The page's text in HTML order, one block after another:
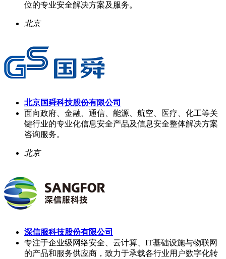
位的专业安全解决方案及服务。
北京
北京国舜科技股份有限公司
面向政府、金融、通信、能源、航空、医疗、化工等关
键行业的专业化信息安全产品及信息安全整体解决方案
咨询服务。
北京
深信服科技股份有限公司
专注于企业级网络安全、云计算、IT基础设施与物联网
的产品和服务供应商，致力于承载各行业用户数字化转